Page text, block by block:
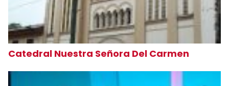
Catedral Nuestra Señora Del Carmen